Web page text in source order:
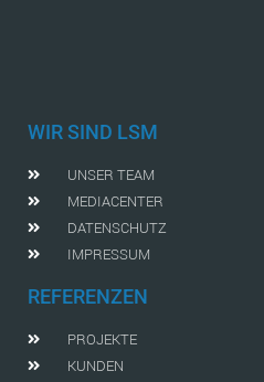
WIR SIND LSM
UNSER TEAM
MEDIACENTER
DATENSCHUTZ
IMPRESSUM
REFERENZEN
PROJEKTE
KUNDEN